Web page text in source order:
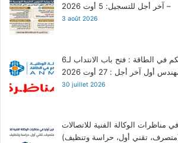
– آخر أجل للتسجيل: 5 أوت 2026
3 août 2026
الوكالة الوطنية للتحكم في الطاقة : فتح باب الانتداب لـ6
آخر أجل : 27 أوت 2026
30 juillet 2026
مناظرات الوكالة الفنية للاتصالات